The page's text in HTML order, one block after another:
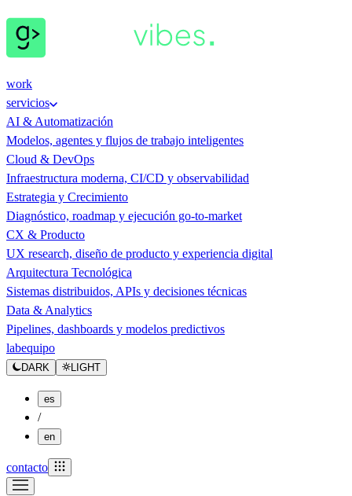
work
servicios
AI & Automatización
Modelos, agentes y flujos de trabajo inteligentes
Cloud & DevOps
Infraestructura moderna, CI/CD y observabilidad
Estrategia y Crecimiento
Diagnóstico, roadmap y ejecución go-to-market
CX & Producto
UX research, diseño de producto y experiencia digital
Arquitectura Tecnológica
Sistemas distribuidos, APIs y decisiones técnicas
Data & Analytics
Pipelines, dashboards y modelos predictivos
labequipo
DARK LIGHT
es
/
en
contacto